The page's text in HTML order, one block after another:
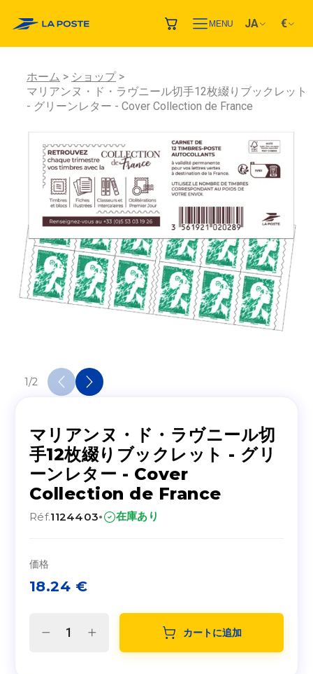
MENU JA €
ホーム
ショップ
マリアンヌ・ド・ラヴニール切手12枚綴りブックレット
- グリーンレター - Cover Collection de France
1/2
マリアンヌ・ド・ラヴニール切
手12枚綴りブックレット - グリ
ーンレター - Cover
Collection de France
Réf.1124403· 在庫あり
価格
18.24 €
カートに追加